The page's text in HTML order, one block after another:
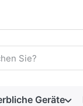
ein.
Geräte